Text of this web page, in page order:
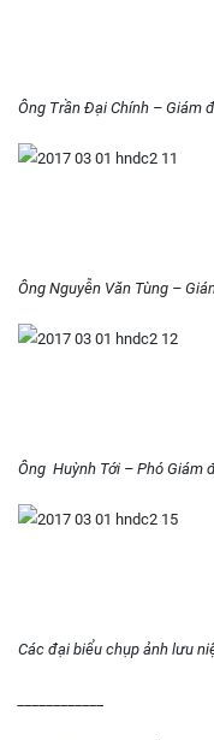
Ông Trần Đại Chính – Giám
Ông Nguyễn Văn Tùng –
Ông Huỳnh Tới – Phó Giám
Các đại biểu chụp ảnh lưu